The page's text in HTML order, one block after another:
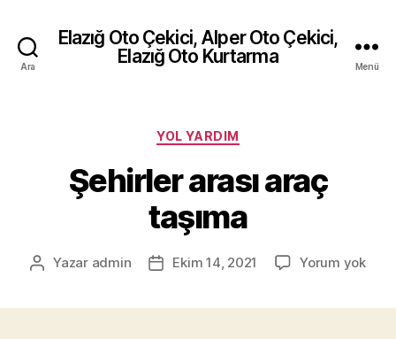
Ara
Elazığ Oto Çekici, Alper Oto Çekici,
Elazığ Oto Kurtarma
Menü
Kategoriler
YOL YARDIM
Şehirler arası araç
taşıma
Yazının
Yazar admin
YazıEkim 14, 2021 Yorum yok